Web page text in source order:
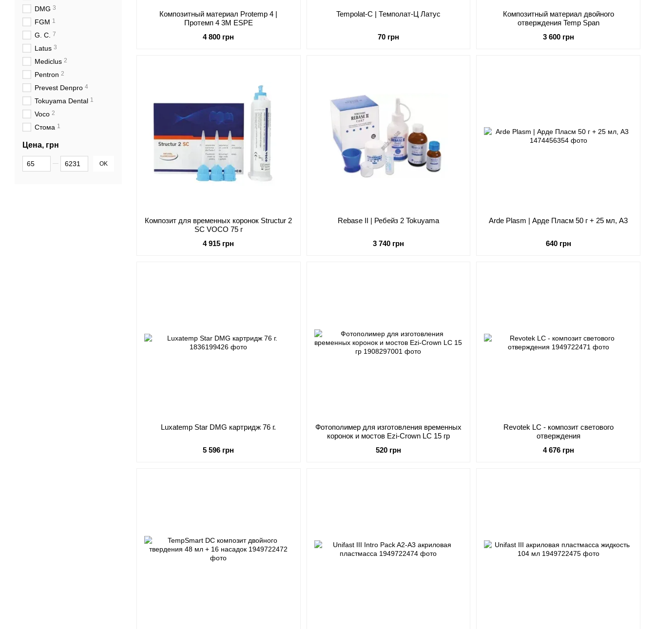
Композитный материал Protemp 4 |
Протемп 4 3M ESPE
4 800 грн
Tempolat-С | Темполат-Ц Латус
70 грн
Композитный материал двойного
отверждения Temp Span
3 600 грн
Композит для временных коронок Structur 2
SC VOCO 75 г
4 915 грн
Rebase II | Ребейз 2 Tokuyama
3 740 грн
Arde Plasm | Арде Пласм 50 г + 25 мл, A3
640 грн
Luxatemp Star DMG картридж 76 г.
5 596 грн
Фотополимер для изготовления временных
коронок и мостов Ezi-Crown LC 15 гр
520 грн
Revotek LC - композит светового
отверждения
4 676 грн
DMG 3
FGM 1
G. C. 7
Latus 3
Mediclus 2
Pentron 2
Prevest Denpro 4
Tokuyama Dental 1
Voco 2
Стома 1
Цена, грн
От Цена, грн
До Цена, грн OK